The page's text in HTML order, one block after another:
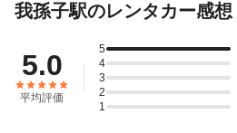
我孫子駅のレンタカー感想
5.0
平均評価
5
4
3
2
1